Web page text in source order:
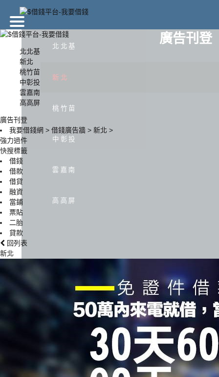
廣告刊登
北北基
新北
桃竹苗
中彰投
雲嘉南
高高屏
北北基
新北
桃竹苗
中彰投
雲嘉南
高高屏
廣告刊登
我要借錢網 > 借錢廣告牆 > 新北 >
強力過件
快搜標籤
借錢
借款
借貸
融資
當鋪
票貼
二胎
貸款
回列表
新北
北北基
中彰投